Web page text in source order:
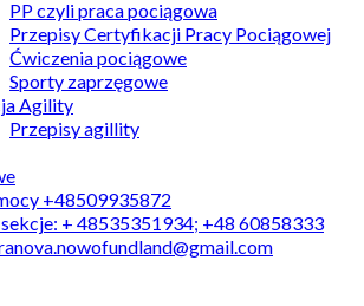
PP czyli praca pociągowa
Przepisy Certyfikacji Pracy Pociągowej
Ćwiczenia pociągowe
Sporty zaprzęgowe
Agility
Przepisy agillity
+48509935872
sekcje: + 48535351934; +48 60858333